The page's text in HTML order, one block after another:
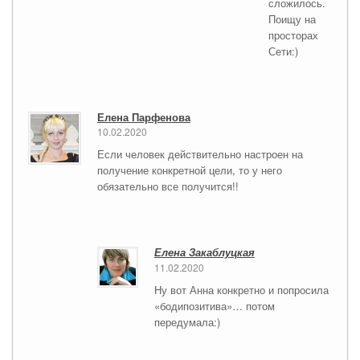
Поищу на
просторах
Сети:)
Елена Парфенова
10.02.2020
Если человек действительно настроен на
получение конкретной цели, то у него
обязательно все получится!!
Елена Закаблуцкая
11.02.2020
Ну вот Анна конкретно и попросила
«бодипозитива»… потом
передумала:)